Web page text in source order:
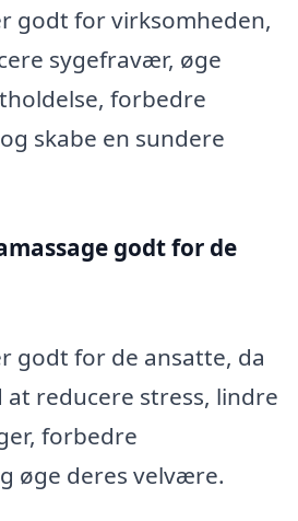
godt for virksomheden,
sygefravær, øge
forbedre
skabe en sundere
godt for de
godt for de ansatte, da
reducere stress, lindre
forbedre
øge deres velvære.